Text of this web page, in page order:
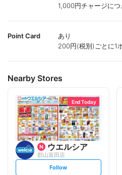
1,000円チャージに
Point Card
あり
200円(税別)ごとに1
Nearby Stores
End Today
ウエルシア
郡山富田店
s
Follow